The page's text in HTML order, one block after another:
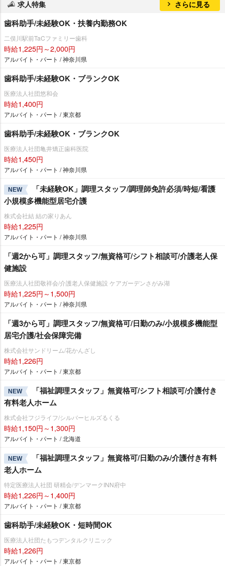
求人特集 さらに見る
歯科助手/未経験OK・扶養内勤務OK
二俣川駅前TaCファミリー歯科
時給1,225円～2,000円
アルバイト・パート / 神奈川県
歯科助手/未経験OK・ブランクOK
医療法人社団悠和会
時給1,400円
アルバイト・パート / 東京都
歯科助手/未経験OK・ブランクOK
医療法人社団亀井矯正歯科医院
時給1,450円
アルバイト・パート / 神奈川県
NEW
「未経験OK」調理スタッフ/調理師免許必須/時短/看護
小規模多機能型居宅介護
株式会社結 結の家りあん
時給1,225円
アルバイト・パート / 神奈川県
「週2から可」調理スタッフ/無資格可/シフト相談可/介護老人保
健施設
医療法人社団敬祥会/介護老人保健施設 ケアガーデンさがみ湖
時給1,225円～1,500円
アルバイト・パート / 神奈川県
「週3から可」調理スタッフ/無資格可/日勤のみ/小規模多機能型
居宅介護/社会保障完備
株式会社サンドリーム/花かんざし
時給1,226円
アルバイト・パート / 東京都
NEW
「福祉調理スタッフ」無資格可/シフト相談可/介護付き
有料老人ホーム
株式会社フジライフ/シルバーヒルズるくる
時給1,150円～1,300円
アルバイト・パート / 北海道
NEW
「福祉調理スタッフ」無資格可/日勤のみ/介護付き有料
老人ホーム
特定医療法人社団 研精会/デンマークINN府中
時給1,226円～1,400円
アルバイト・パート / 東京都
歯科助手/未経験OK・短時間OK
医療法人社団たもつデンタルクリニック
時給1,226円
アルバイト・パート / 東京都